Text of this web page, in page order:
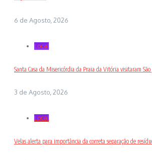
6 de Agosto, 2026
Local
Santa Casa da Misericórdia da Praia da Vitória visitaram São
3 de Agosto, 2026
Local
Velas alerta para importância da correta separação de